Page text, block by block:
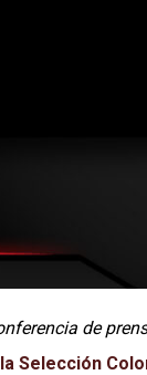
de
Selección